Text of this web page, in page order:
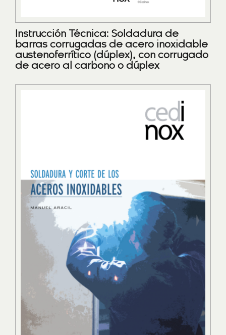
Instrucción Técnica: Soldadura de
barras corrugadas de acero inoxidable
austenoferrítico (dúplex), con corrugado
de acero al carbono o dúplex